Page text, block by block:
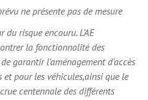
ne présente pas de mesure
risque encouru. L’AE
la fonctionnalité des
garantir l’aménagement d’accès
et pour les véhicules,ainsi que le
centennale des différents